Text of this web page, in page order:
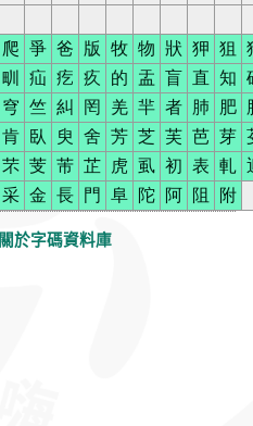
爬 爭 爸 版 牧 物 狀 狎 狙
甽 疝 疙 疚 的 盂 盲 直 知
穹 竺 糾 罔 羌 羋 者 肺 肥
肯 臥 臾 舍 芳 芝 芙 芭 芽
芣 芰 芾 芷 虎 虱 初 表 軋
采 金 長 門 阜 陀 阿 阻 附
關於字碼資料庫